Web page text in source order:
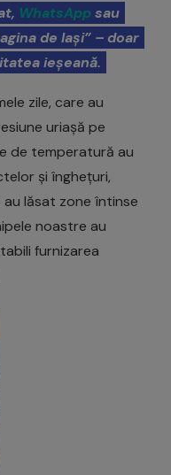
WhatsAppsau
de Iași” – doar
ieșeană.
zile, care au
uriașă pe
de temperatură au
și înghețuri,
lăsat zone întinse
noastre au
furnizarea